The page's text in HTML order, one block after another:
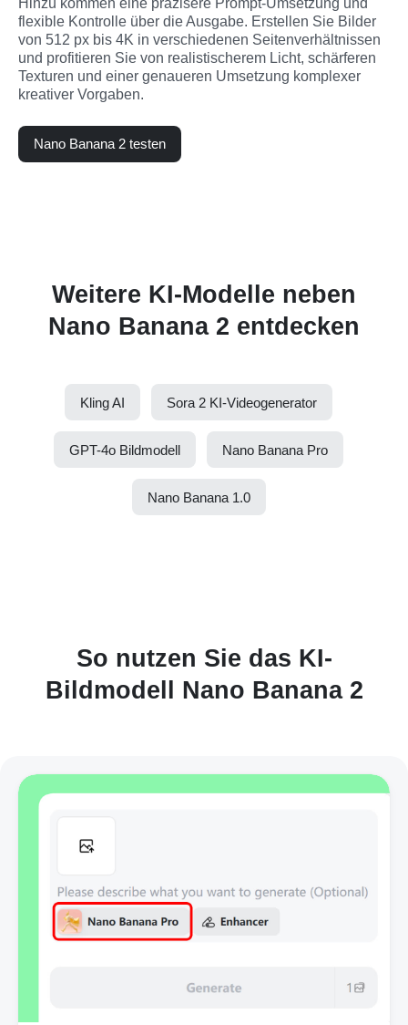
flexible Kontrolle über die Ausgabe. Erstellen Sie Bilder
von 512 px bis 4K in verschiedenen Seitenverhältnissen
und profitieren Sie von realistischerem Licht, schärferen
Texturen und einer genaueren Umsetzung komplexer
kreativer Vorgaben.
Nano Banana 2 testen
Weitere KI-Modelle neben
Nano Banana 2 entdecken
Kling AI Sora 2 KI-Videogenerator
GPT-4o Bildmodell Nano Banana Pro
Nano Banana 1.0
So nutzen Sie das KI-
Bildmodell Nano Banana 2